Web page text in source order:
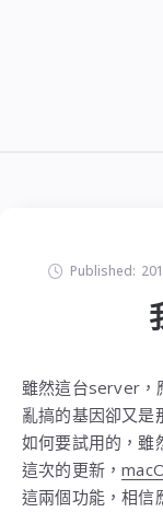
Published:
雖然這台server，
亂搞的基因卻又是
如何要試用的，
這次的更新，
這兩個功能，相信